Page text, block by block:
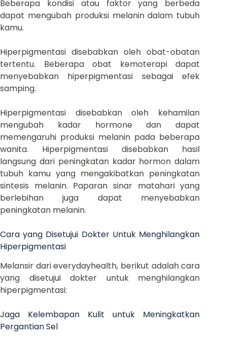
Beberapa kondisi atau faktor yang berbeda
dapat mengubah produksi melanin dalam tubuh
kamu.
Hiperpigmentasi disebabkan oleh obat-obatan
tertentu. Beberapa obat kemoterapi dapat
menyebabkan hiperpigmentasi sebagai efek
samping.
Hiperpigmentasi disebabkan oleh kehamilan
mengubah kadar hormone dan dapat
memengaruhi produksi melanin pada beberapa
wanita. Hiperpigmentasi disebabkan hasil
langsung dari peningkatan kadar hormon dalam
tubuh kamu yang mengakibatkan peningkatan
sintesis melanin. Paparan sinar matahari yang
berlebihan juga dapat menyebabkan
peningkatan melanin.
Cara yang Disetujui Dokter Untuk Menghilangkan
Hiperpigmentasi
Melansir dari everydayhealth, berikut adalah cara
yang disetujui dokter untuk menghilangkan
hiperpigmentasi:
Jaga Kelembapan Kulit untuk Meningkatkan
Pergantian Sel